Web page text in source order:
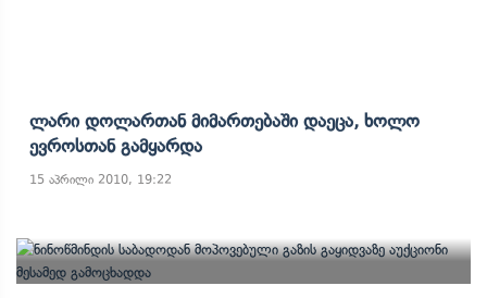
Ლარი Დოლართან Მიმართებაში Დაეცა, Ხოლო
Ევროსთან Გამყარდა
15 აპრილი 2010, 19:22